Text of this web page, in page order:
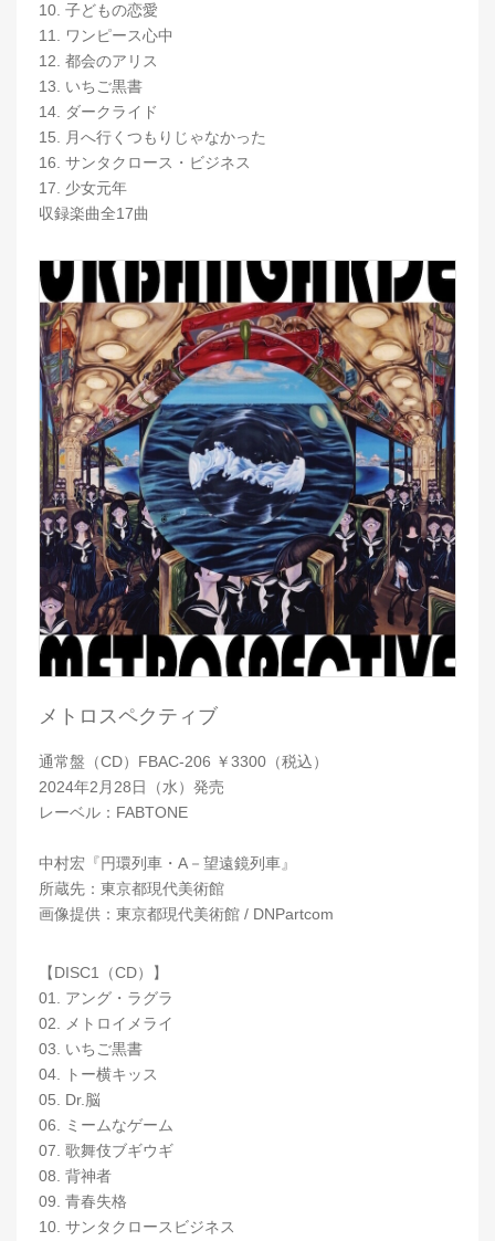
10. 子どもの恋愛
11. ワンピース心中
12. 都会のアリス
13. いちご黒書
14. ダークライド
15. 月へ行くつもりじゃなかった
16. サンタクロース・ビジネス
17. 少女元年
収録楽曲全17曲
メトロスペクティブ
通常盤（CD）FBAC-206 ￥3300（税込）
2024年2月28日（水）発売
レーベル：FABTONE
中村宏『円環列車・A－望遠鏡列車』
所蔵先：東京都現代美術館
画像提供：東京都現代美術館 / DNPartcom
【DISC1（CD）】
01. アング・ラグラ
02. メトロイメライ
03. いちご黒書
04. トー横キッス
05. Dr.脳
06. ミームなゲーム
07. 歌舞伎ブギウギ
08. 背神者
09. 青春失格
10. サンタクロースビジネス